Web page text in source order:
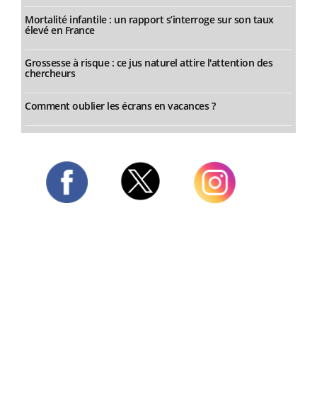
Mortalité infantile : un rapport s’interroge sur son taux
élevé en France
Grossesse à risque : ce jus naturel attire l'attention des
chercheurs
Comment oublier les écrans en vacances ?